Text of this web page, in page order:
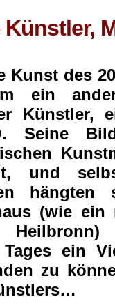
Kunst des
ein
Künstler,
Seine
und
(wie
ein
zu